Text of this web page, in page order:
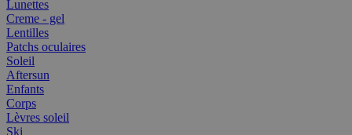
Lunettes
Creme - gel
Lentilles
Patchs oculaires
Soleil
Aftersun
Enfants
Corps
Lèvres soleil
Ski